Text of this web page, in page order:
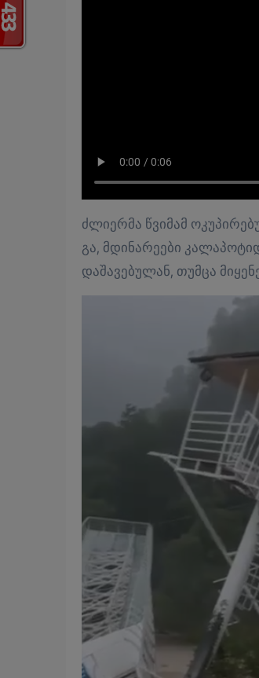
ძლი­ერ­მა წვი­მამ ოკუ­პი­რე­ბულ აფხა­ზეთ­ში სე­რი­ო­ზუ­ლი პრობ­ლე­მე­ბი შექ­მნა. ღვარ­ცოფ­მა გზე­ბი ჩა­ხერ­
გა, მდი­ნა­რე­ე­ბი
და­შა­ვე­ბუ­ლან, თუმ­ცა